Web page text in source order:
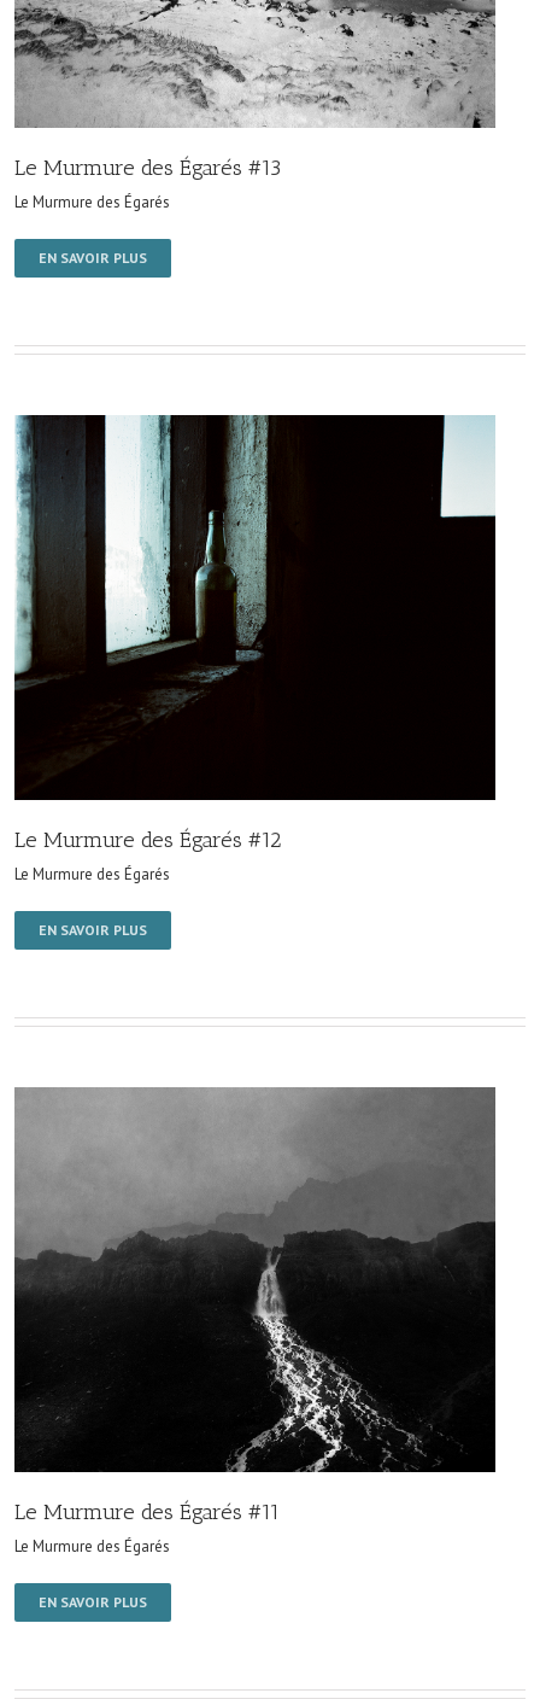
Le Murmure des Égarés #13
Le Murmure des Égarés
EN SAVOIR PLUS
Le Murmure des Égarés #12
Le Murmure des Égarés
EN SAVOIR PLUS
Le Murmure des Égarés #11
Le Murmure des Égarés
EN SAVOIR PLUS